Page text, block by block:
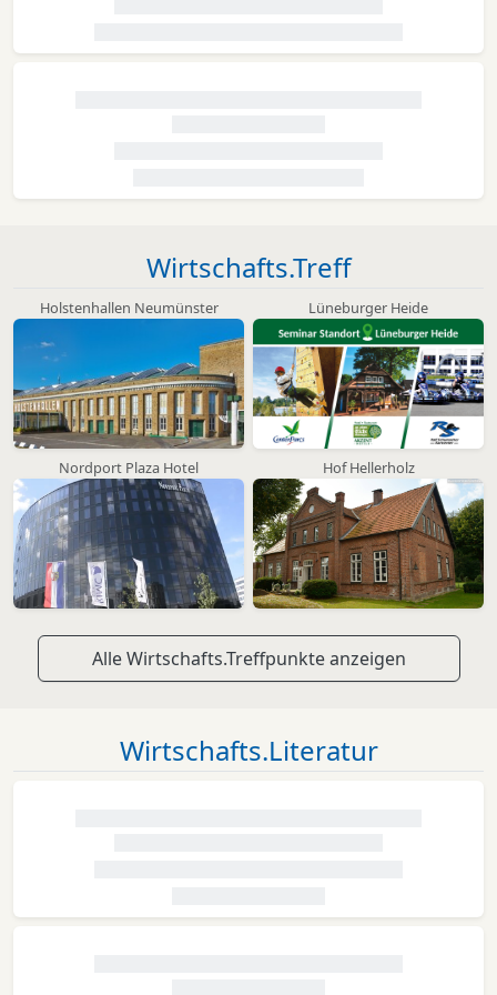
Wirtschafts.Treff
Holstenhallen Neumünster Lüneburger Heide
Nordport Plaza Hotel Hof Hellerholz
Alle Wirtschafts.Treffpunkte anzeigen
Wirtschafts.Literatur